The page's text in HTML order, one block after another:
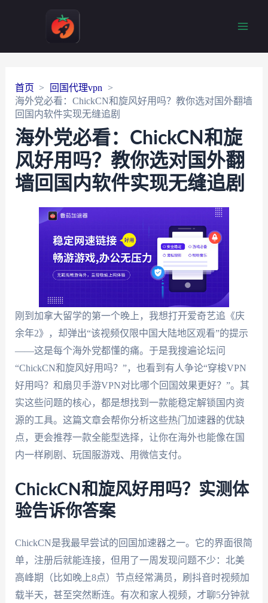
首页
回国代理vpn
海外党必看：ChickCN和旋风好用吗？教你选对国外翻墙
回国内软件实现无缝追剧
海外党必看：ChickCN和旋
风好用吗？教你选对国外翻
墙回国内软件实现无缝追剧
刚到加拿大留学的第一个晚上，我想打开爱奇艺追《庆
余年2》，却弹出“该视频仅限中国大陆地区观看”的提示
——这是每个海外党都懂的痛。于是我搜遍论坛问
“ChickCN和旋风好用吗？”，也看到有人争论“穿梭VPN
好用吗？和扇贝手游VPN对比哪个回国效果更好？”。其
实这些问题的核心，都是想找到一款能稳定解锁国内资
源的工具。这篇文章会帮你分析这些热门加速器的优缺
点，更会推荐一款全能型选择，让你在海外也能像在国
内一样刷剧、玩国服游戏、用微信支付。
ChickCN和旋风好用吗？实测体
验告诉你答案
ChickCN是我最早尝试的回国加速器之一。它的界面很简
单，注册后就能连接，但用了一周发现问题不少：北美
高峰期（比如晚上8点）节点经常满员，刷抖音时视频加
载半天，甚至突然断连。有次和家人视频，才聊5分钟就